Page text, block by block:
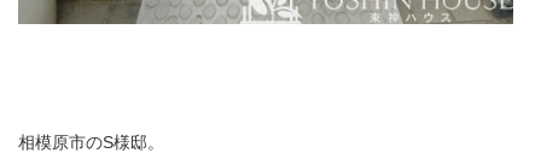
相模原市のS様邸。